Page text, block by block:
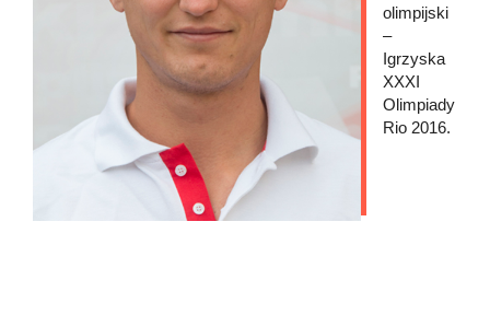
olimpijski
–
Igrzyska
XXXI
Olimpiady
Rio 2016.